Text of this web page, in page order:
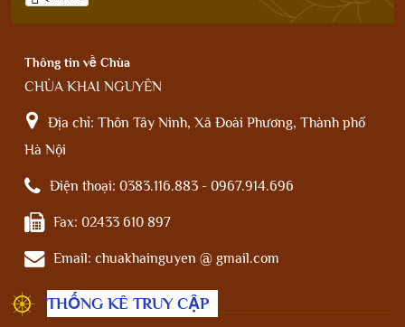
Thông tin về Chùa
CHÙA KHAI NGUYÊN
Địa chỉ: Thôn Tây Ninh, Xã Đoài Phương, Thành phố
Hà Nội
Điện thoại: 0383.116.883 - 0967.914.696
Fax: 02433 610 897
Email: chuakhainguyen @ gmail.com
THỐNG KÊ TRUY CẬP